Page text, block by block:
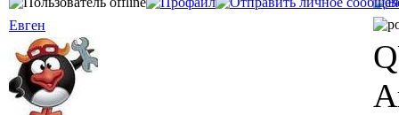
Евген